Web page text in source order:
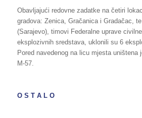
Obavljajući redovne zadatke na četiri
gradova: Zenica, Gračanica i Gradačac,
(Sarajevo), timovi Federalne uprave
eksplozivnih sredstava, uklonili su 6
Pored navedenog na licu mjesta uništena
M-57.
O S T A L O